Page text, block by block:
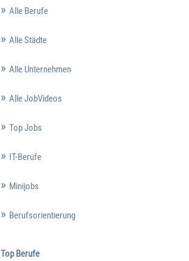
Alle Berufe
Alle Städte
Alle Unternehmen
Alle JobVideos
Top Jobs
IT-Berufe
Minijobs
Berufsorientierung
Top Berufe